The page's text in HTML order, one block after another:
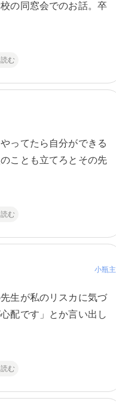
の同窓会でのお話。卒
む
ってたら自分ができる
ことも立てろとその先
む
小瓶主
生が私のリスカに気づ
配です」とか言い出し
む